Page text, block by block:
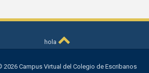
hola
Campus Virtual del Colegio de Escribanos